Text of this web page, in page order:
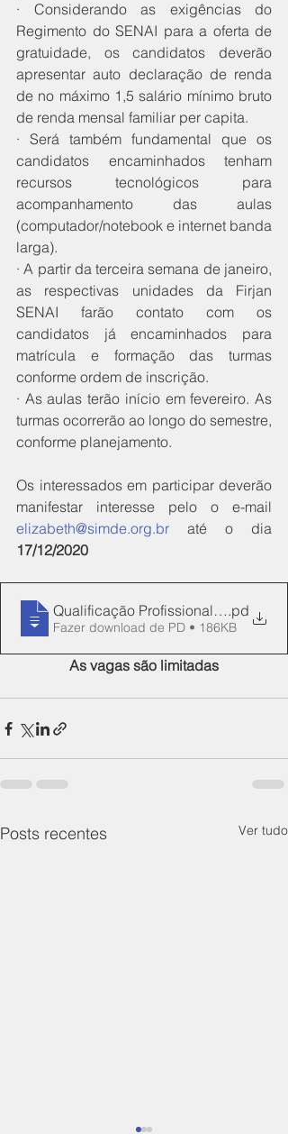
· Considerando as exigências do
Regimento do SENAI para a oferta de
gratuidade, os candidatos deverão
apresentar auto declaração de renda
de no máximo 1,5 salário mínimo bruto
de renda mensal familiar per capita.
· Será também fundamental que os
candidatos encaminhados tenham
recursos tecnológicos para
acompanhamento das aulas
(computador/notebook e internet banda
larga).
· A partir da terceira semana de janeiro,
as respectivas unidades da Firjan
SENAI farão contato com os
candidatos já encaminhados para
matrícula e formação das turmas
conforme ordem de inscrição.
· As aulas terão início em fevereiro. As
turmas ocorrerão ao longo do semestre,
conforme planejamento.
Os interessados em participar deverão
elizabeth@simde.org.br
17/12/2020
Qualificação Profissional .pd
Fazer download de PD • 186KB
As vagas são limitadas
Posts recentes Ver tudo